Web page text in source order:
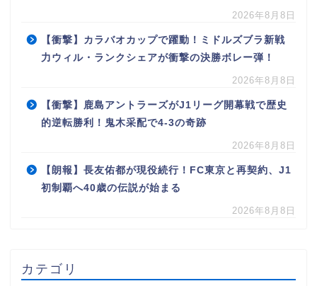
2026年8月8日
【衝撃】カラバオカップで躍動！ミドルズブラ新戦
力ウィル・ランクシェアが衝撃の決勝ボレー弾！
2026年8月8日
【衝撃】鹿島アントラーズがJ1リーグ開幕戦で歴史
的逆転勝利！鬼木采配で4-3の奇跡
2026年8月8日
【朗報】長友佑都が現役続行！FC東京と再契約、J1
初制覇へ40歳の伝説が始まる
2026年8月8日
カテゴリ